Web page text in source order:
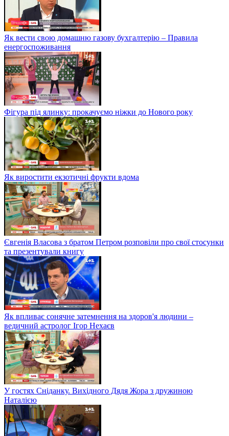
Як вести свою домашню газову бухгалтерію – Правила
енергоспоживання
Фігура під ялинку: прокачуємо ніжки до Нового року
Як виростити екзотичні фрукти вдома
Євгенія Власова з братом Петром розповіли про свої стосунки
та презентували книгу
Як впливає сонячне затемнення на здоров'я людини –
ведичний астролог Ігор Нехаєв
У гостях Сніданку. Вихідного Дядя Жора з дружиною
Наталією